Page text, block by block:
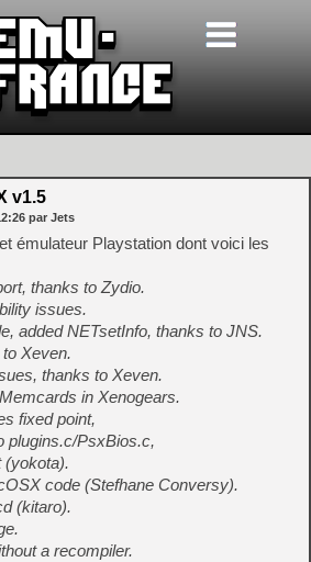
v1.5
par Jets
émulateur Playstation dont voici les
thanks to Zydio.
issues.
added NETsetInfo, thanks to JNS.
Xeven.
thanks to Xeven.
in Xenogears.
fixed point,
plugins.c/PsxBios.c,
(yokota).
code (Stefhane Conversy).
(kitaro).
a recompiler.